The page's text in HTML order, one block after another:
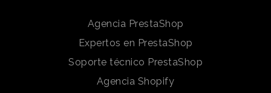
Agencia PrestaShop
Expertos en PrestaShop
Soporte técnico PrestaShop
Agencia Shopify